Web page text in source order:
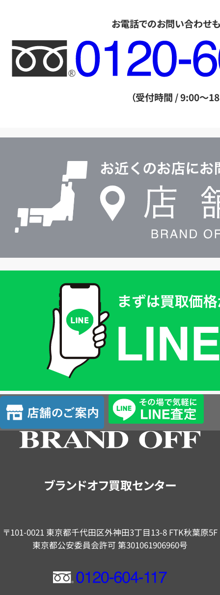
お電話でのお問い合わせ
フ
リ
ー
ル
（受付時間 / 9:00～
査
定
店
舗
の
ブランドオフ買取センター
〒101-0021 東京都千代田区外神田3丁目13-8 FTK秋葉原5F
東京都公安委員会許可 第301061906960号
フ